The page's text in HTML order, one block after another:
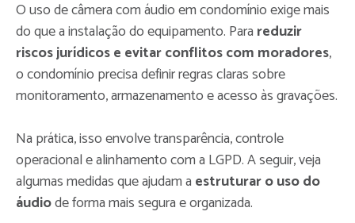
O uso de câmera com áudio em condomínio exige mais
do que a instalação do equipamento. Para reduzir
riscos jurídicos e evitar conflitos com moradores,
o condomínio precisa definir regras claras sobre
monitoramento, armazenamento e acesso às gravações.
Na prática, isso envolve transparência, controle
operacional e alinhamento com a LGPD. A seguir, veja
algumas medidas que ajudam a estruturar o uso do
áudiode forma mais segura e organizada.